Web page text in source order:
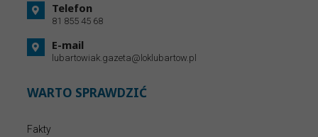
Telefon
81 855 45 68
E-mail
lubartowiak.gazeta@loklubartow.pl
WARTO SPRAWDZIĆ
Fakty